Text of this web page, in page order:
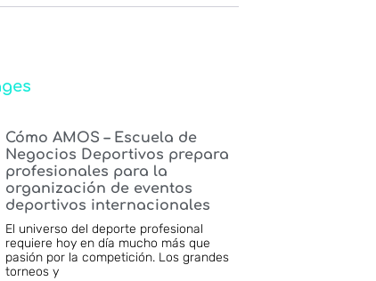
Cómo AMOS – Escuela de
Negocios Deportivos prepara
profesionales para la
organización de eventos
deportivos internacionales
El universo del deporte profesional
requiere hoy en día mucho más que
pasión por la competición. Los grandes
torneos y